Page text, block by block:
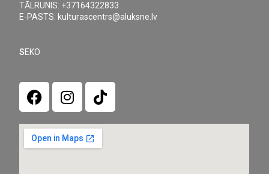
TĀLRUNIS: +37164322833
E-PASTS: kulturascentrs@aluksne.lv
SEKO